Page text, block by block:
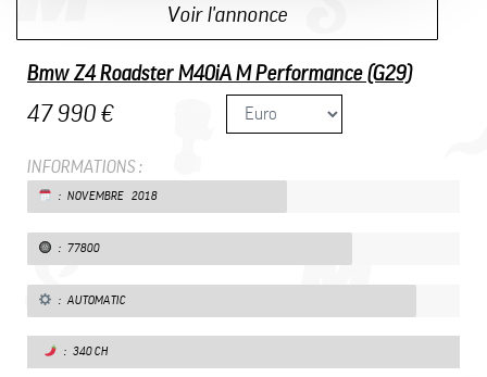
Voir l'annonce
Bmw Z4 Roadster M40iA M Performance (G29)
47 990 €
INFORMATIONS :
: NOVEMBRE 2018
: 77800
: AUTOMATIC
: 340 CH